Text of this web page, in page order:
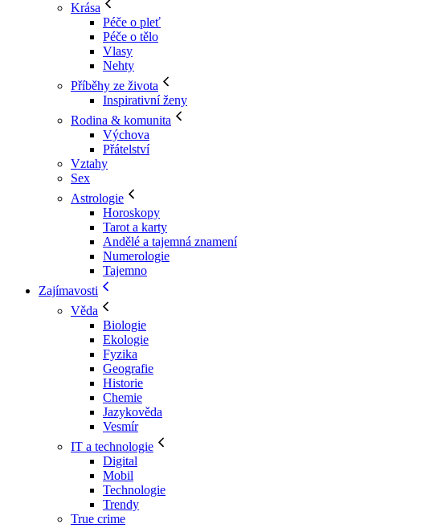
Krása
Péče o pleť
Péče o tělo
Vlasy
Nehty
Příběhy ze života
Inspirativní ženy
Rodina & komunita
Výchova
Přátelství
Vztahy
Sex
Astrologie
Horoskopy
Tarot a karty
Andělé a tajemná znamení
Numerologie
Tajemno
Zajímavosti
Věda
Biologie
Ekologie
Fyzika
Geografie
Historie
Chemie
Jazykověda
Vesmír
IT a technologie
Digital
Mobil
Technologie
Trendy
True crime